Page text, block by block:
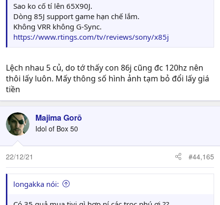
Sao ko cố tí lên 65X90J.
Dòng 85J support game hạn chế lắm.
Không VRR không G-Sync.
https://www.rtings.com/tv/reviews/sony/x85j
Lệch nhau 5 củ, do tớ thấy con 86j cũng đc 120hz nên
thôi lấy luôn. Mấy thông số hình ảnh tạm bỏ đổi lấy giá
tiền
Majima Gorō
Idol of Box 50
22/12/21 #44,165
longakka nói: